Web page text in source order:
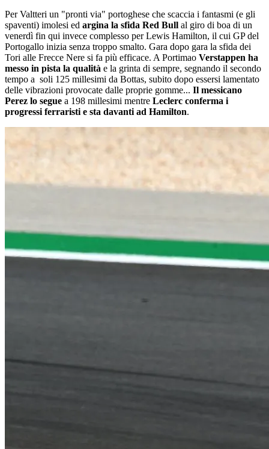
Per Valtteri un "pronti via" portoghese che scaccia i fantasmi (e gli
spaventi) imolesi ed argina la sfida Red Bull al giro di boa di un
venerdì fin qui invece complesso per Lewis Hamilton, il cui GP del
Portogallo inizia senza troppo smalto. Gara dopo gara la sfida dei
Tori alle Frecce Nere si fa più efficace. A Portimao Verstappen ha
messo in pista la qualità e la grinta di sempre, segnando il secondo
tempo a soli 125 millesimi da Bottas, subito dopo essersi lamentato
delle vibrazioni provocate dalle proprie gomme... Il messicano
Perez lo segue a 198 millesimi mentre Leclerc conferma i
progressi ferraristi e sta davanti ad Hamilton.